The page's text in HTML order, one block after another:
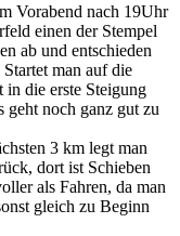
Vorabend nach 19Uhr
einen der Stempel
ab und entschieden
man auf die
die erste Steigung
noch ganz gut zu
3 km legt man
dort ist Schieben
als Fahren, da man
gleich zu Beginn